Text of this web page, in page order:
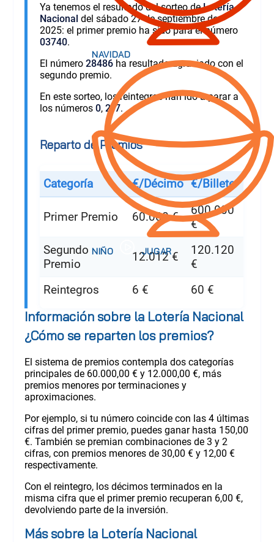
Ya tenemos el resultado del sorteo deLotería
Nacional del sábado 27 de septiembre de
2025: el primer premio ha sido para el número
03740.
El número 28486ha resultado agraciado con el
segundo premio.
En este sorteo, los reintegros han ido a parar a
los números 0, 2,7.
Reparto de Premios
Categoría €/Décimo €/Billete
Primer Premio 60.000 €
600.000
€
Segundo
Premio
12.012 €
120.120
€
Reintegros
6 € 60 €
Información sobre la Lotería Nacional
¿Cómo se reparten los premios?
El sistema de premios contempla dos categorías
principales de 60.000,00 € y 12.000,00 €, más
premios menores por terminaciones y
aproximaciones.
Por ejemplo, si tu número coincide con las 4 últimas
cifras del primer premio, puedes ganar hasta 150,00
€. También se premian combinaciones de 3 y 2
cifras, con premios menores de 30,00 € y 12,00 €
respectivamente.
Con el reintegro, los décimos terminados en la
misma cifra que el primer premio recuperan 6,00 €,
devolviendo parte de la inversión.
Más sobre la Lotería Nacional